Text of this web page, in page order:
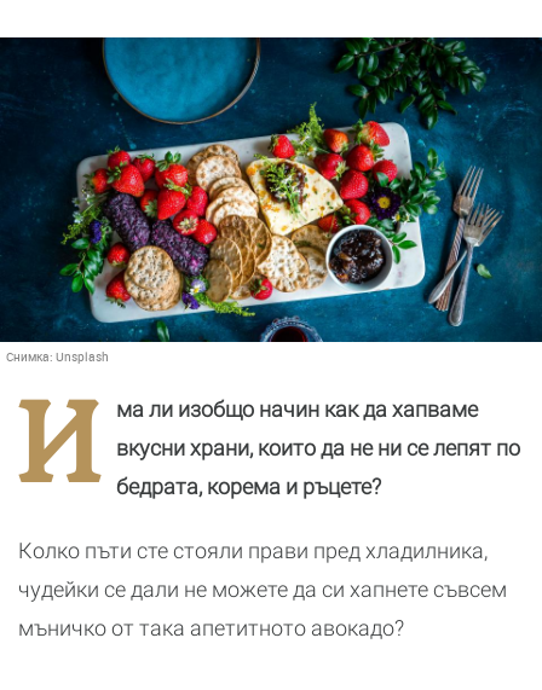
Снимка: Unsplash
И
ма ли изобщо начин как да хапваме
вкусни храни, които да не ни се лепят по
бедрата, корема и ръцете?
Колко пъти сте стояли прави пред хладилника,
чудейки се дали не можете да си хапнете съвсем
мъничко от така апетитното авокадо?